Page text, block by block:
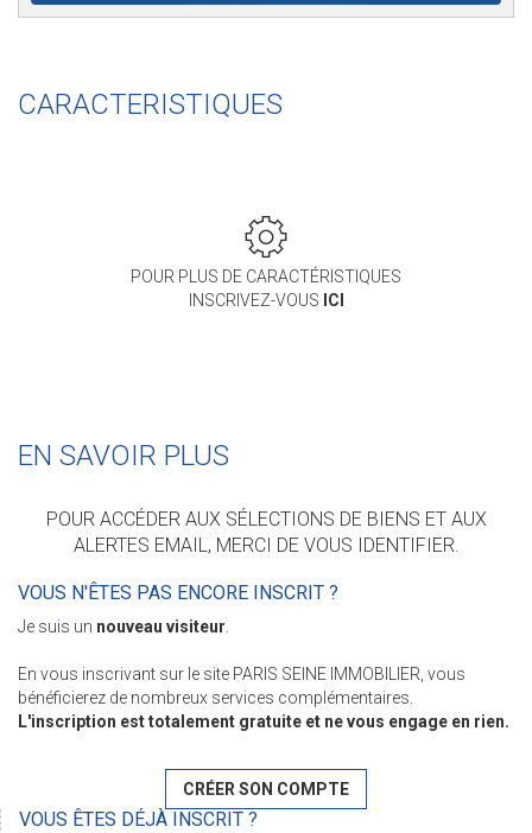
CARACTERISTIQUES
POUR PLUS DE CARACTÉRISTIQUES
INSCRIVEZ-VOUS ICI
EN SAVOIR PLUS
POUR ACCÉDER AUX SÉLECTIONS DE BIENS ET AUX
ALERTES EMAIL, MERCI DE VOUS IDENTIFIER.
VOUS N'ÊTES PAS ENCORE INSCRIT ?
Je suis un nouveau visiteur.
En vous inscrivant sur le site PARIS SEINE IMMOBILIER, vous
bénéficierez de nombreux services complémentaires.
L'inscription est totalement gratuite et ne vous engage en rien.
CRÉER SON COMPTE
VOUS ÊTES DÉJÀ INSCRIT ?